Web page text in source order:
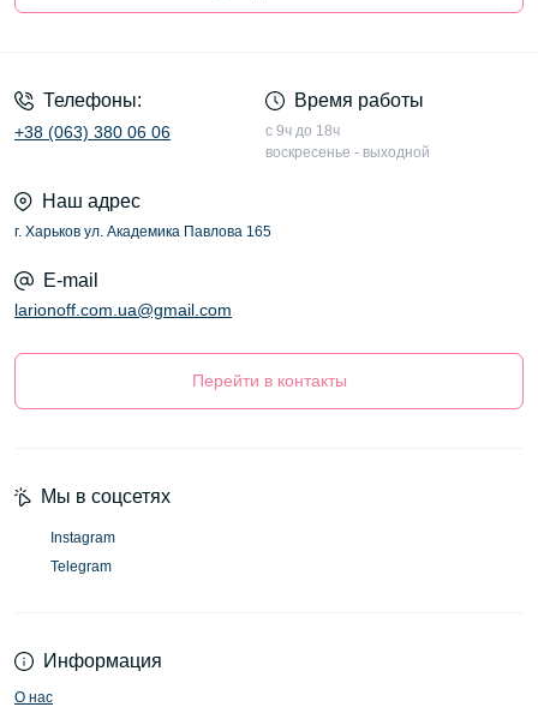
Телефоны:
+38 (063) 380 06 06
Время работы
с 9ч до 18ч
воскресенье - выходной
Наш адрес
г. Харьков ул. Академика Павлова 165
E-mail
larionoff.com.ua@gmail.com
Перейти в контакты
Информация
О нас
Мы в соцсетях
Instagram
Telegram